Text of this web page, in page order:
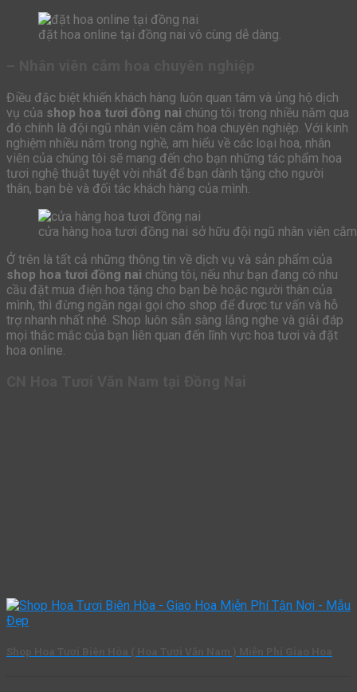
đặt hoa online tại đồng nai vô cùng dễ dàng.
Điều đặc biệt khiến khách hàng luôn quan tâm và ủng hộ dịch
vụ của shop hoa tươi đồng nai chúng tôi trong nhiều năm qua
đó chính là đội ngũ nhân viên cắm hoa chuyên nghiệp. Với kinh
nghiệm nhiều năm trong nghề, am hiểu về các loại hoa, nhân
viên của chúng tôi sẽ mang đến cho bạn những tác phẩm hoa
tươi nghệ thuật tuyệt vời nhất để bạn dành tặng cho người
thân, bạn bè và đối tác khách hàng của mình.
cửa hàng hoa tươi đồng nai sở hữu đội ngũ nhân viên
Ở trên là tất cả những thông tin về dịch vụ và sản phẩm của
shop hoa tươi đồng nai chúng tôi, nếu như bạn đang có nhu
cầu đặt mua điện hoa tặng cho bạn bè hoặc người thân của
mình, thì đừng ngần ngại gọi cho shop để được tư vấn và hỗ
trợ nhanh nhất nhé. Shop luôn sẵn sàng lắng nghe và giải đáp
mọi thắc mắc của bạn liên quan đến lĩnh vực hoa tươi và đặt
hoa online.